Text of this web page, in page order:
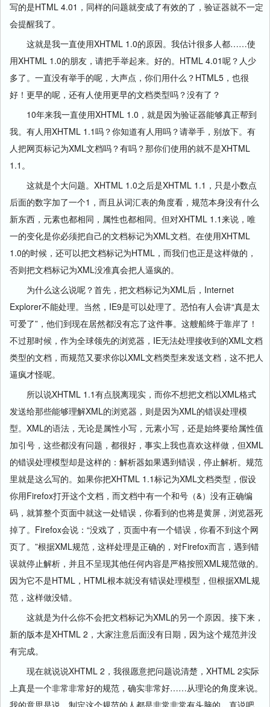
写的是HTML 4.01，同样的问题就变成了有效的了，验证器就不一定
会提醒我了。
这就是我一直使用XHTML 1.0的原因。我估计很多人都……使
用XHTML 1.0的朋友，请把手举起来。好的。HTML 4.01呢？人少
多了。一直没有举手的呢，大声点，你们用什么？HTML5，也很
好！更早的呢，还有人使用更早的文档类型吗？没有了？
10年来我一直使用XHTML 1.0，就是因为验证器能够真正帮到
我。有人用XHTML 1.1吗？你知道有人用吗？请举手，别放下。有
人把网页标记为XML文档吗？有吗？那你们使用的就不是XHTML
1.1。
这就是个大问题。XHTML 1.0之后是XHTML 1.1，只是小数点
后面的数字加了一个1，而且从词汇表的角度看，规范本身没有什么
新东西，元素也都相同，属性也都相同。但对XHTML 1.1来说，唯
一的变化是你必须把自己的文档标记为XML文档。在使用XHTML
1.0的时候，还可以把文档标记为HTML，而我们也正是这样做的，
否则把文档标记为XML没准真会把人逼疯的。
为什么这么说呢？首先，把文档标记为XML后，Internet
Explorer不能处理。当然，IE9是可以处理了。恐怕有人会讲“真是太
可爱了”，他们到现在居然都没有忘了这件事。这艘船终于靠岸了！
不过那时候，作为全球领先的浏览器，IE无法处理接收到的XML文档
类型的文档，而规范又要求你以XML文档类型来发送文档，这不把人
逼疯才怪呢。
所以说XHTML 1.1有点脱离现实，而你不想把文档以XML格式
发送给那些能够理解XML的浏览器，则是因为XML的错误处理模
型。XML的语法，无论是属性小写，元素小写，还是始终要给属性值
加引号，这些都没有问题，都很好，事实上我也喜欢这样做，但XML
的错误处理模型却是这样的：解析器如果遇到错误，停止解析。规范
里就是这么写的。如果你把XHTML 1.1标记为XML文档类型，假设
你用Firefox打开这个文档，而文档中有一个和号（&）没有正确编
码，就算整个页面中就这一处错误，你看到的也将是黄屏，浏览器死
掉了。Firefox会说：“没戏了，页面中有一个错误，你看不到这个网
页了。”根据XML规范，这样处理是正确的，对Firefox而言，遇到错
误就停止解析，并且不呈现其他任何内容是严格按照XML规范做的。
因为它不是HTML，HTML根本就没有错误处理模型，但根据XML规
范，这样做没错。
这就是为什么你不会把文档标记为XML的另一个原因。接下来，
新的版本是XHTML 2，大家注意后面没有日期，因为这个规范并没
有完成。
现在就说说XHTML 2，我很愿意把问题说清楚，XHTML 2实际
上真是一个非常非常好的规范，确实非常好……从理论的角度来说。
我的意思是说，制定这个规范的人都是非常非常有头脑的。直说吧，